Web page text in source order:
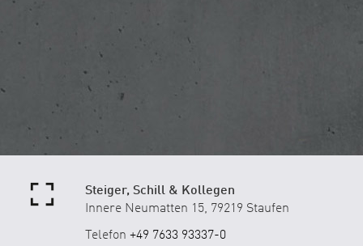
Steiger, Schill & Kollegen
Innere Neumatten 15, 79219 Staufen
Telefon +49 7633 93337-0